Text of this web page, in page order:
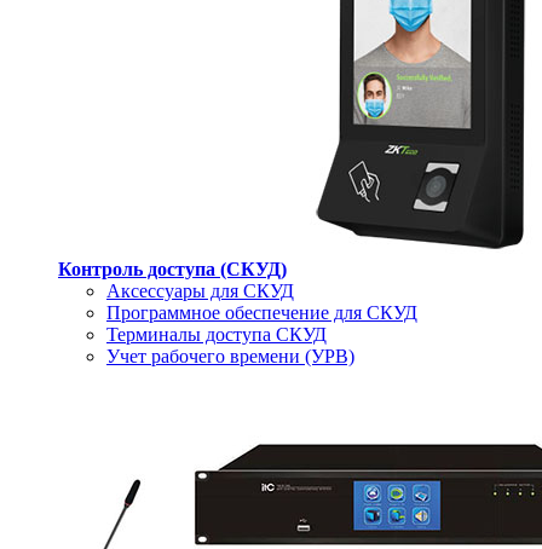
Контроль доступа (СКУД)
Аксессуары для СКУД
Программное обеспечение для СКУД
Терминалы доступа СКУД
Учет рабочего времени (УРВ)